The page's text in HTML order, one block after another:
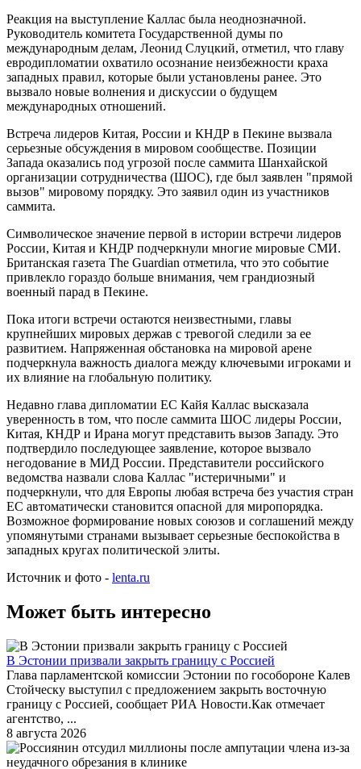
Реакция на выступление Каллас была неоднозначной.
Руководитель комитета Государственной думы по
международным делам, Леонид Слуцкий, отметил, что главу
евродипломатии охватило осознание неизбежности краха
западных правил, которые были установлены ранее. Это
вызвало новые волнения и дискуссии о будущем
международных отношений.
Встреча лидеров Китая, России и КНДР в Пекине вызвала
серьезные обсуждения в мировом сообществе. Позиции
Запада оказались под угрозой после саммита Шанхайской
организации сотрудничества (ШОС), где был заявлен "прямой
вызов" мировому порядку. Это заявил один из участников
саммита.
Символическое значение первой в истории встречи лидеров
России, Китая и КНДР подчеркнули многие мировые СМИ.
Британская газета The Guardian отметила, что это событие
привлекло гораздо больше внимания, чем грандиозный
военный парад в Пекине.
Пока итоги встречи остаются неизвестными, главы
крупнейших мировых держав с тревогой следили за ее
развитием. Напряженная обстановка на мировой арене
подчеркнула важность диалога между ключевыми игроками и
их влияние на глобальную политику.
Недавно глава дипломатии ЕС Кайя Каллас высказала
уверенность в том, что после саммита ШОС лидеры России,
Китая, КНДР и Ирана могут представить вызов Западу. Это
подтвердило последующее заявление, которое вызвало
негодование в МИД России. Представители российского
ведомства назвали слова Каллас "истеричными" и
подчеркнули, что для Европы любая встреча без участия стран
ЕС автоматически становится опасной для миропорядка.
Возможное формирование новых союзов и соглашений между
упомянутыми странами вызывает серьезные беспокойства в
западных кругах политической элиты.
Источник и фото - lenta.ru
Может быть интересно
В Эстонии призвали закрыть границу с Россией
Глава парламентской комиссии Эстонии по гособороне Калев
Стойческу выступил с предложением закрыть восточную
границу с Россией, сообщает РИА Новости.Как отмечает
агентство, ...
8 августа 2026